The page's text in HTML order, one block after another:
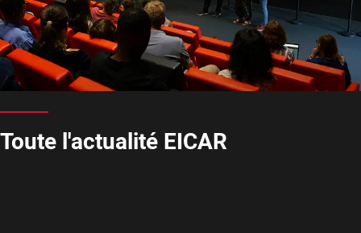
Toute l'actualité EICAR